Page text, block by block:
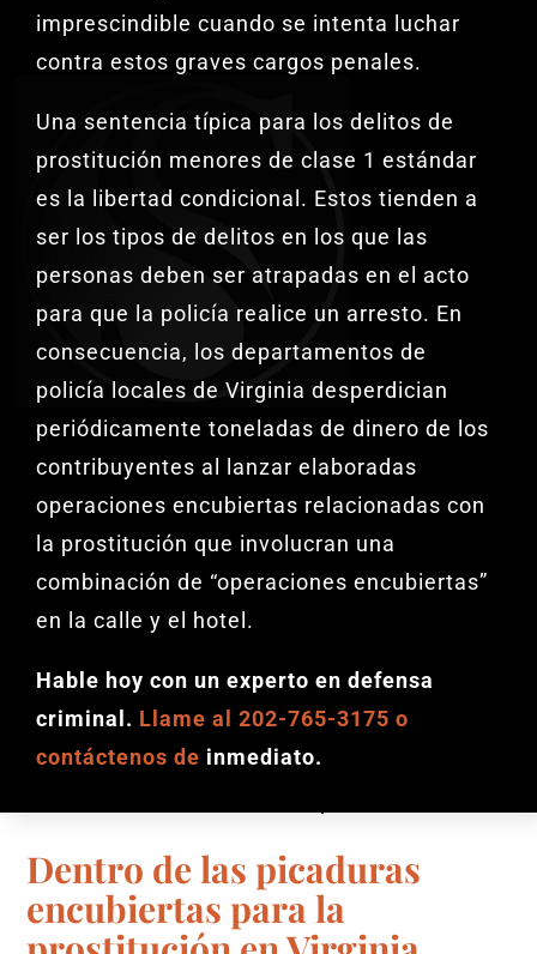
imprescindible cuando se intenta luchar
contra estos graves cargos penales.
Una sentencia típica para los delitos de
prostitución menores de clase 1 estándar
es la libertad condicional. Estos tienden a
ser los tipos de delitos en los que las
personas deben ser atrapadas en el acto
para que la policía realice un arresto. En
consecuencia, los departamentos de
policía locales de Virginia desperdician
periódicamente toneladas de dinero de los
contribuyentes al lanzar elaboradas
operaciones encubiertas relacionadas con
la prostitución que involucran una
combinación de “operaciones encubiertas”
en la calle y el hotel.
Hable hoy con un experto en defensa
criminal. Llame al 202-765-3175 o
contáctenos de inmediato.
Dentro de las picaduras
encubiertas para la